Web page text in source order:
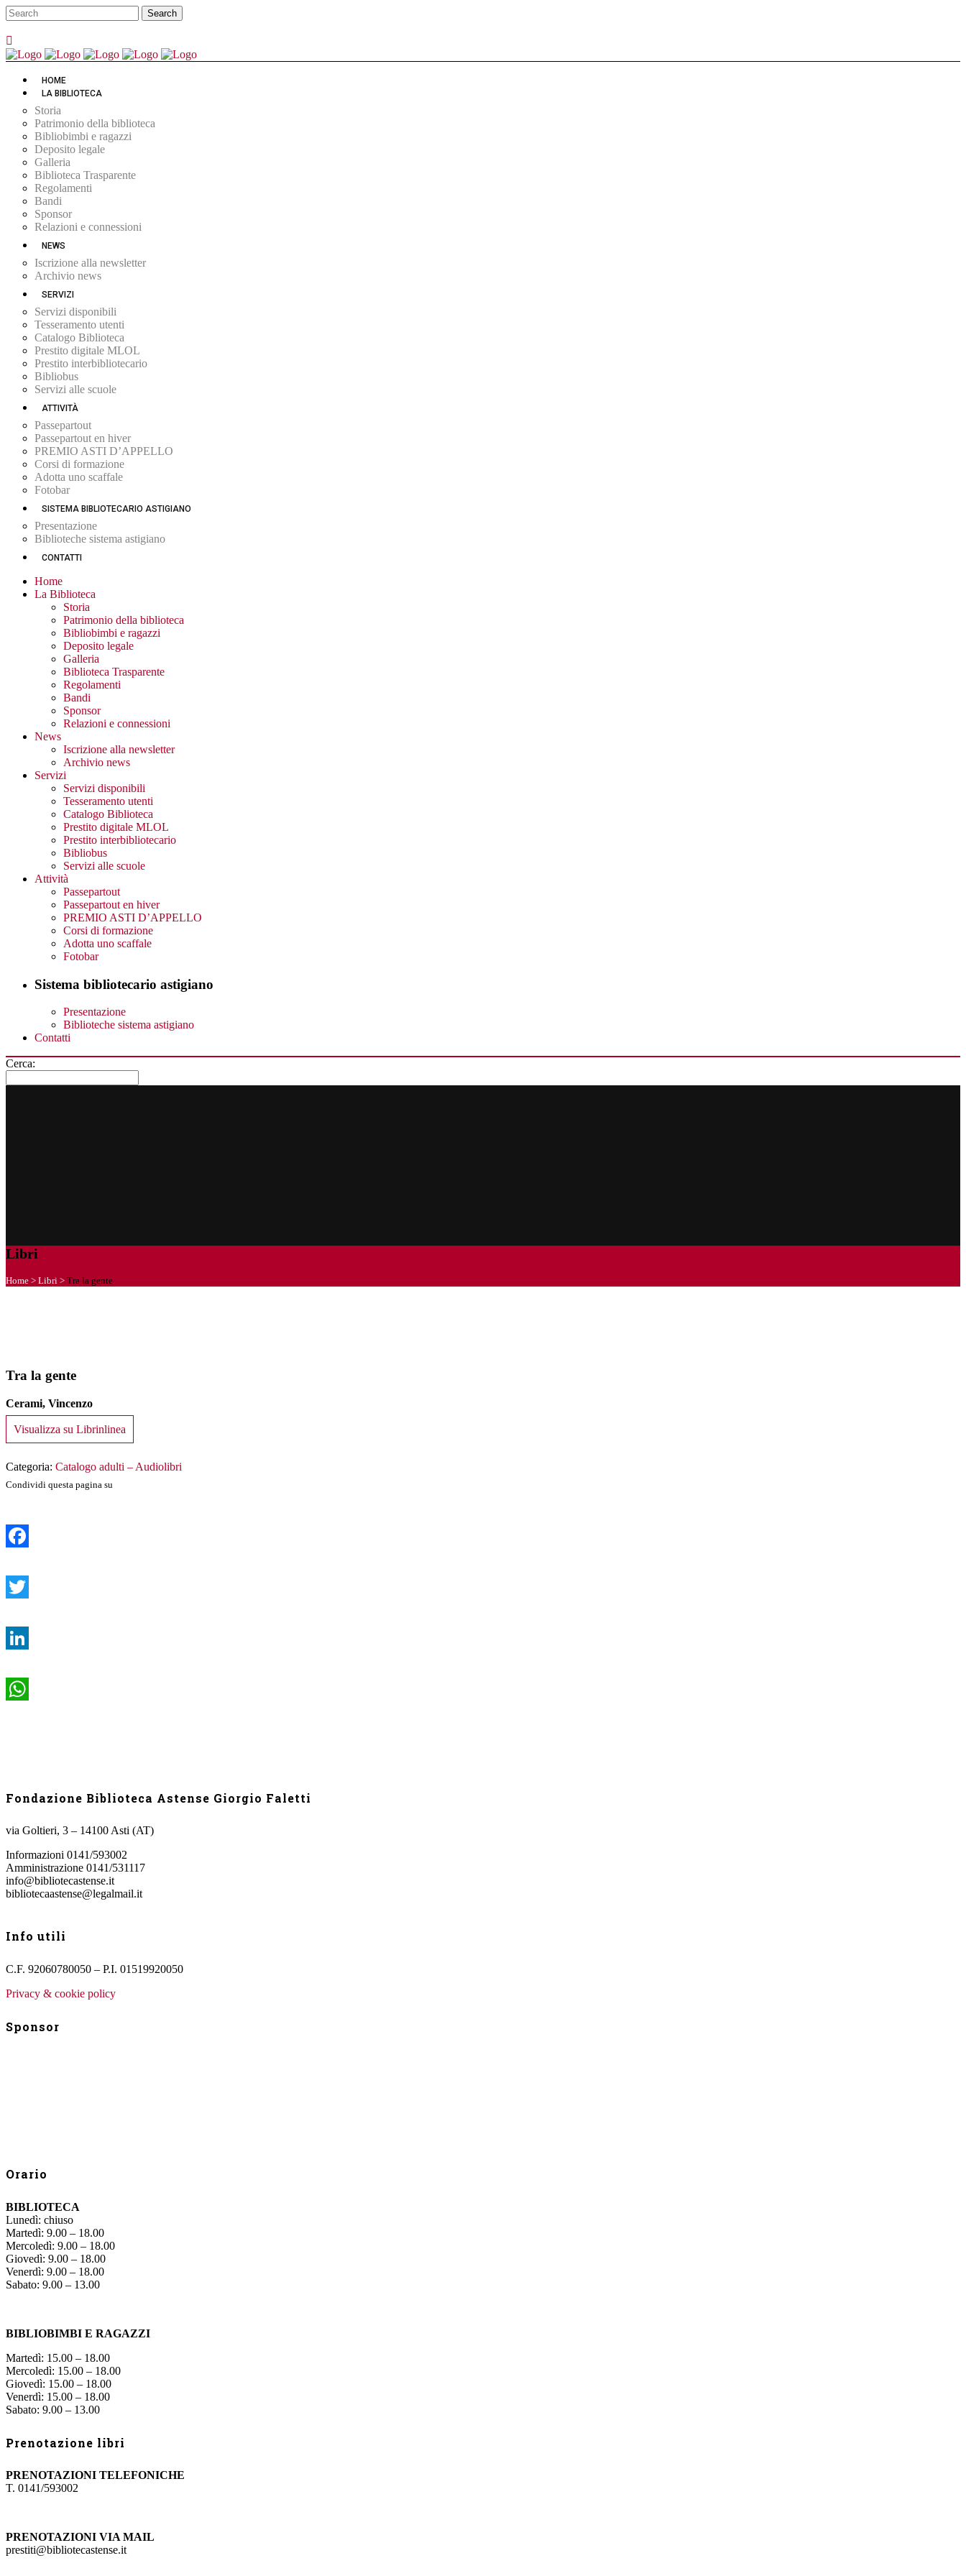
HOME
LA BIBLIOTECA
Storia
Patrimonio della biblioteca
Bibliobimbi e ragazzi
Deposito legale
Galleria
Biblioteca Trasparente
Regolamenti
Bandi
Sponsor
Relazioni e connessioni
NEWS
Iscrizione alla newsletter
Archivio news
SERVIZI
Servizi disponibili
Tesseramento utenti
Catalogo Biblioteca
Prestito digitale MLOL
Prestito interbibliotecario
Bibliobus
Servizi alle scuole
ATTIVITÀ
Passepartout
Passepartout en hiver
PREMIO ASTI D’APPELLO
Corsi di formazione
Adotta uno scaffale
Fotobar
SISTEMA BIBLIOTECARIO ASTIGIANO
Presentazione
Biblioteche sistema astigiano
CONTATTI
Home
La Biblioteca
Storia
Patrimonio della biblioteca
Bibliobimbi e ragazzi
Deposito legale
Galleria
Biblioteca Trasparente
Regolamenti
Bandi
Sponsor
Relazioni e connessioni
News
Iscrizione alla newsletter
Archivio news
Servizi
Servizi disponibili
Tesseramento utenti
Catalogo Biblioteca
Prestito digitale MLOL
Prestito interbibliotecario
Bibliobus
Servizi alle scuole
Attività
Passepartout
Passepartout en hiver
PREMIO ASTI D’APPELLO
Corsi di formazione
Adotta uno scaffale
Fotobar
Sistema bibliotecario astigiano
Presentazione
Biblioteche sistema astigiano
Contatti
Cerca:
Libri
Home > Libri > Tra la gente
Tra la gente
Cerami, Vincenzo
Visualizza su Librinlinea
Categoria: Catalogo adulti – Audiolibri
Condividi questa pagina su
Fondazione Biblioteca Astense Giorgio Faletti
via Goltieri, 3 – 14100 Asti (AT)
Informazioni 0141/593002
Amministrazione 0141/531117
info@bibliotecastense.it
bibliotecaastense@legalmail.it
Info utili
C.F. 92060780050 – P.I. 01519920050
Privacy & cookie policy
Sponsor
Orario
BIBLIOTECA
Lunedì: chiuso
Martedì: 9.00 – 18.00
Mercoledì: 9.00 – 18.00
Giovedì: 9.00 – 18.00
Venerdì: 9.00 – 18.00
Sabato: 9.00 – 13.00
BIBLIOBIMBI E RAGAZZI
Martedì: 15.00 – 18.00
Mercoledì: 15.00 – 18.00
Giovedì: 15.00 – 18.00
Venerdì: 15.00 – 18.00
Sabato: 9.00 – 13.00
Prenotazione libri
PRENOTAZIONI TELEFONICHE
T. 0141/593002
PRENOTAZIONI VIA MAIL
prestiti@bibliotecastense.it